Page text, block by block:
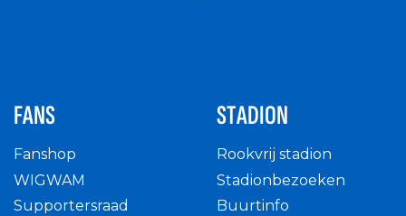
FANS
Fanshop
WIGWAM
Supportersraad
STADION
Rookvrij stadion
Stadionbezoeken
Buurtinfo